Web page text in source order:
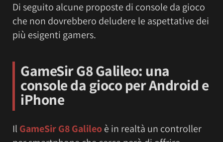
Di seguito alcune proposte di console da gioco
che non dovrebbero deludere le aspettative dei
più esigenti gamers.
GameSir G8 Galileo: una
console da gioco per Android e
iPhone
Il GameSir G8 Galileoè in realtà un controller